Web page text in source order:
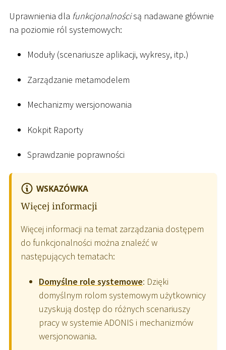
Uprawnienia dla funkcjonalnościsą nadawane głównie
na poziomie ról systemowych:
Moduły (scenariusze aplikacji, wykresy, itp.)
Zarządzanie metamodelem
Mechanizmy wersjonowania
Kokpit Raporty
Sprawdzanie poprawności
WSKAZÓWKA
Więcej informacji
Więcej informacji na temat zarządzania dostępem
do funkcjonalności można znaleźć w
następujących tematach:
Domyślne role systemowe: Dzięki
domyślnym rolom systemowym użytkownicy
uzyskują dostęp do różnych scenariuszy
pracy w systemie ADONIS i mechanizmów
wersjonowania.